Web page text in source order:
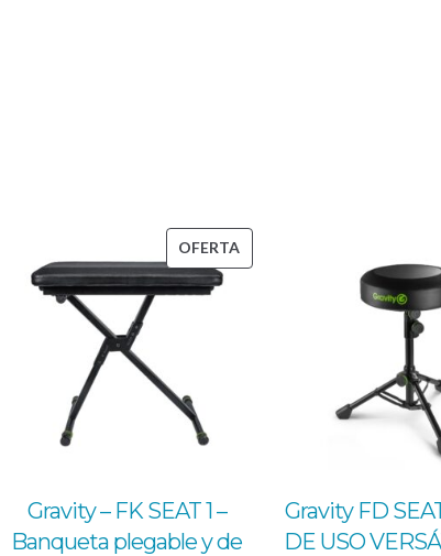
OFERTAPRODUCTO
Gravity – FK SEAT 1 –
Banqueta plegable y de
Gravity FD
DE USO